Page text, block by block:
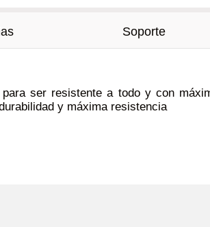
Soporte
ser resistente a todo y con
y máxima resistencia